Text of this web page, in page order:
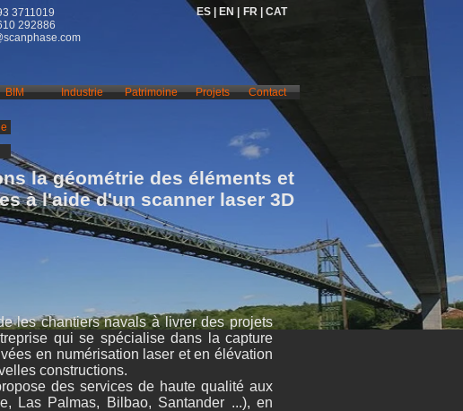
3711019
292886
ES | EN | FR | CAT
BIM Industrie Patrimoine Projets Contact
la géométrie des éléments et
à l'aide d'un scanner laser 3D
les chantiers navals à livrer des projets
qui se spécialise dans la capture
en numérisation laser et en élévation
constructions.
des services de haute qualité aux
Las Palmas, Bilbao, Santander ...), en